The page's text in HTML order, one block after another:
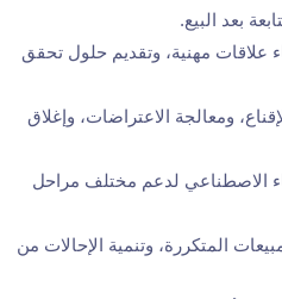
بعد البيع.
علاقات مهنية، وتقديم حلول تحقق
ومعالجة الاعتراضات، وإغلاق
الاصطناعي لدعم مختلف مراحل
المتكررة، وتنمية الإحالات من